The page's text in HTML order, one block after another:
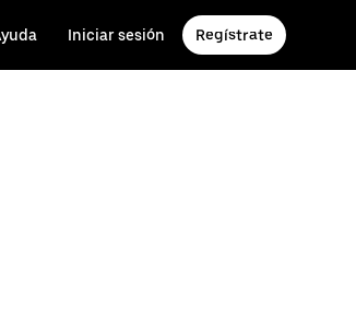
Iniciar sesión Regístrate